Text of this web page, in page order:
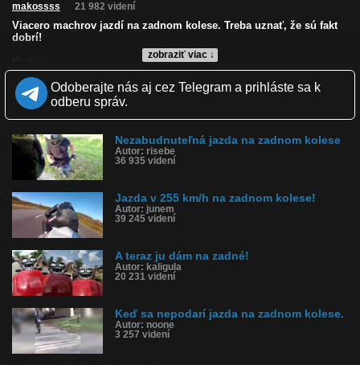
zobraziť viac ↓
makossss 21 982 videní
Viacero machrov jazdí na zadnom kolese. Treba uznať, že sú fakt
dobrí!
Zverejnené: 8.9.2008 11:37
Páči sa: 89% (18 hlasov)
Obľúbené: 27
Komentárov: 17
Kategória: auto-moto
Tagy: motocykel, motorka, jazda, moto
História sledovanosti videa:
Odoberajte nás aj cez Telegram a prihláste sa k
odberu správ.
Nezabudnuteľná jazda na zadnom kolese
Autor: risebe
36 935 videní
Jazda v 255 km/h na zadnom kolese!
Autor: junem
39 245 videní
A teraz ju dám na zadné!
Autor: kaligula
20 231 videní
Keď sa nepodarí jazda na zadnom kolese.
Autor: noone
3 257 videní